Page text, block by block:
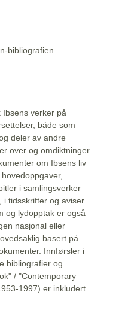
bibliografien
Ibsens verker på
både som
deler av andre
over og omdiktninger
om Ibsens liv
i samlingsverker
tidsskrifter og aviser.
og lydopptak er også
nasjonal eller
basert på
Innførsler i
bibliografier og
/ "Contemporary
1997) er inkludert.